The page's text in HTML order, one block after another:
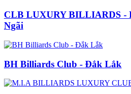
CLB LUXURY BILLIARDS -
Ngãi
BH Billiards Club - Đắk Lắk